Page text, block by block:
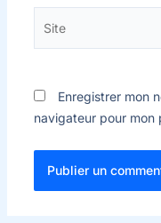
Enregistrer mon
navigateur pour mon